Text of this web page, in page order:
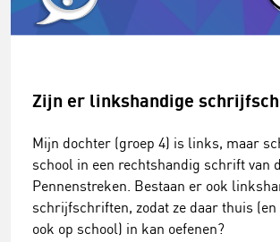
Zijn er linkshandige
Mijn dochter (groep 4) is links, maar
school in een rechtshandig schrift van
Pennenstreken. Bestaan er ook
schrijfschriften, zodat ze daar thuis
ook op school) in kan oefenen?